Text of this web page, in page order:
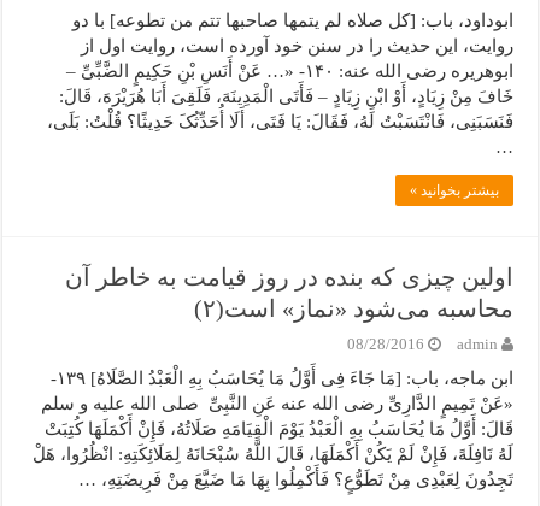
ابوداود، باب: [کل صلاه لم یتمها صاحبها تتم من تطوعه] با دو
روایت، این حدیث را در سنن خود آورده است، روایت اول از
ابوهریره رضی الله عنه: ۱۴۰- «… عَنْ أَنَسِ بْنِ حَکِیمٍ الضَّبِّیِّ –
خَافَ مِنْ زِیَادٍ، أَوْ ابْنِ زِیَادٍ – فَأَتَى الْمَدِینَهَ، فَلَقِیَ أَبَا هُرَیْرَهَ، قَالَ:
فَنَسَبَنِی، فَانْتَسَبْتُ لَهُ، فَقَالَ: یَا فَتَى، أَلَا أُحَدِّثُکَ حَدِیثًا؟ قُلْتُ: بَلَى،
…
بیشتر بخوانید »
اولین چیزی که بنده در روز قیامت به خاطر آن
محاسبه می‌شود «نماز» است(۲)
admin
08/28/2016
ابن ماجه، باب: [مَا جَاءَ فِی أَوَّلُ مَا یُحَاسَبُ بِهِ الْعَبْدُ الصَّلَاهُ] ۱۳۹-
«عَنْ تَمِیمٍ الدَّارِیِّ رضی الله عنه عَنِ النَّبِیِّ صلی الله علیه و سلم
قَالَ: أَوَّلُ مَا یُحَاسَبُ بِهِ الْعَبْدُ یَوْمَ الْقِیَامَهِ صَلَاتُهُ، فَإِنْ أَکْمَلَهَا کُتِبَتْ
لَهُ نَافِلَهً، فَإِنْ لَمْ یَکُنْ أَکْمَلَهَا، قَالَ اللَّهُ سُبْحَانَهُ لِمَلَائِکَتِهِ: انْظُرُوا، هَلْ
تَجِدُونَ لِعَبْدِی مِنْ تَطَوُّعٍ؟ فَأَکْمِلُوا بِهَا مَا ضَیَّعَ مِنْ فَرِیضَتِهِ، …